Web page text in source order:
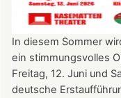
In diesem Sommer
ein stimmungsvolles
Freitag, 12. Juni und
deutsche